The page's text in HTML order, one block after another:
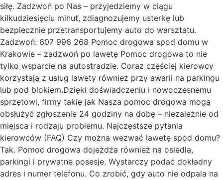
siłę. Zadzwoń po Nas – przyjedziemy w ciągu
kilkudziesięciu minut, zdiagnozujemy usterkę lub
bezpiecznie przetransportujemy auto do warsztatu.
Zadzwoń: 607 996 268 Pomoc drogowa spod domu w
Krakowie – zadzwoń po lawetę Pomoc drogowa to nie
tylko wsparcie na autostradzie. Coraz częściej kierowcy
korzystają z usług lawety również przy awarii na parkingu
lub pod blokiem.Dzięki doświadczeniu i nowoczesnemu
sprzętowi, firmy takie jak Nasza pomoc drogowa mogą
obsłużyć zgłoszenie 24 godziny na dobę – niezależnie od
miejsca i rodzaju problemu. Najczęstsze pytania
kierowców (FAQ) Czy można wezwać lawetę spod domu?
Tak. Pomoc drogowa dojeżdża również na osiedla,
parkingi i prywatne posesje. Wystarczy podać dokładny
adres i numer telefonu. Co zrobić, gdy auto nie odpala na